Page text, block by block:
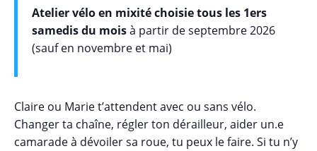
Atelier vélo en mixité choisie tous les 1ers
samedis du moisà partir de septembre 2026
(sauf en novembre et mai)
Claire ou Marie t’attendent avec ou sans vélo.
Changer ta chaîne, régler ton dérailleur, aider un.e
camarade à dévoiler sa roue, tu peux le faire. Si tu n’y